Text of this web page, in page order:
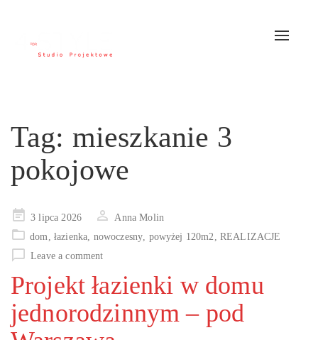
Toggle
Tag: mieszkanie 3
pokojowe
Posted
on
3 lipca 2026
Anna Molin
dom, łazienka, nowoczesny, powyżej 120m2, REALIZACJE
Leave a comment
Projekt łazienki w domu
jednorodzinnym – pod